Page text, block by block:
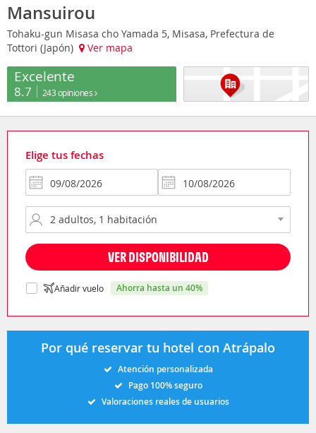
Mansuirou
Tohaku-gun Misasa cho Yamada 5, Misasa, Prefectura de
Tottori (Japón)
Ver mapa
Excelente
8.7 243 opiniones
Elige tus fechas
VER DISPONIBILIDAD
Añadir vuelo ahorra hasta un 40%
Por qué reservar tu hotel con Atrápalo
Atención personalizada
Pago 100% seguro
Valoraciones reales de usuarios